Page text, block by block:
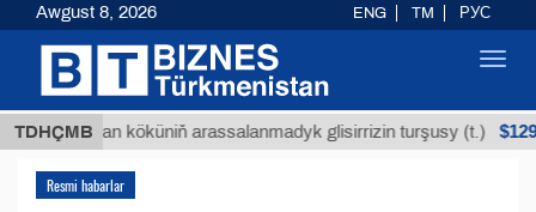
TDHÇMB
Buýan köküniň arassalanmadyk glisirrizin turşusy (t.) $12935,18
Resmi habarlar
Awgust 8, 2026 ENG TM РУС